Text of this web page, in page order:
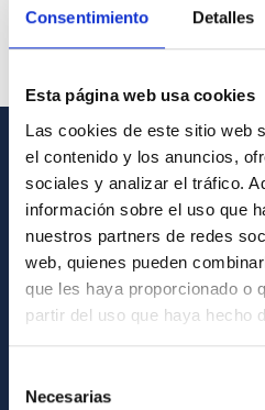
Consentimiento Detalles
Esta página web usa cookies
Las cookies de este sitio web
el contenido y los anuncios,
sociales y analizar el tráfico.
información sobre el uso que
nuestros partners de redes
web, quienes pueden
que les haya proporcionado o
partir del uso que haya hecho
Necesarias
INFORMACIÓN GENERAL
Contacto
Cómo llegar al IAC
Directorio de personal
Biblioteca